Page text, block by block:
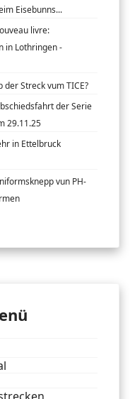
Eisebunns...
livre:
in Lothringen -
der Streck vum TICE?
der Serie
29.11.25
in Ettelbruck
vun PH-